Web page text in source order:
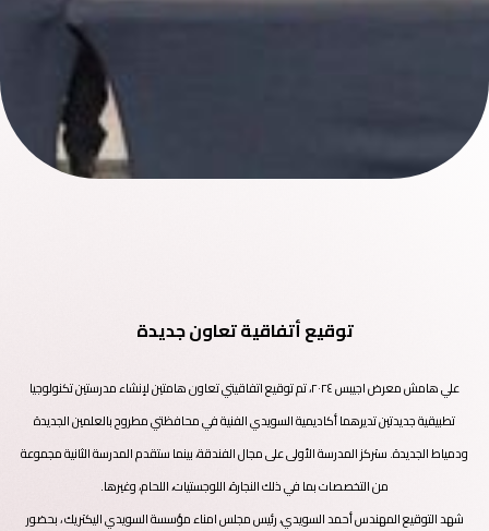
توقيع أتفاقية تعاون جديدة
علي هامش معرض اجيبس ٢٠٢٤، تم توقيع اتفاقيتي تعاون هامتين لإنشاء مدرستين تكنولوجيا
تطبيقية جديدتين تديرهما أكاديمية السويدي الفنية في محافظتي مطروح بالعلمين الجديدة
ودمياط الجديدة. ستركز المدرسة الأولى على مجال الفندقة، بينما ستقدم المدرسة الثانية مجموعة
من التخصصات بما في ذلك النجارة، اللوجستيات، اللحام، وغيرها.
شهد التوقيع المهندس أحمد السويدي، رئيس مجلس امناء مؤسسة السويدي اليكتريك ، بحضور